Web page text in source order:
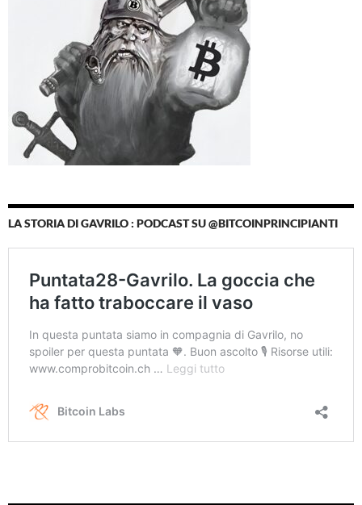
LA STORIA DI GAVRILO : PODCAST SU @BITCOINPRINCIPIANTI